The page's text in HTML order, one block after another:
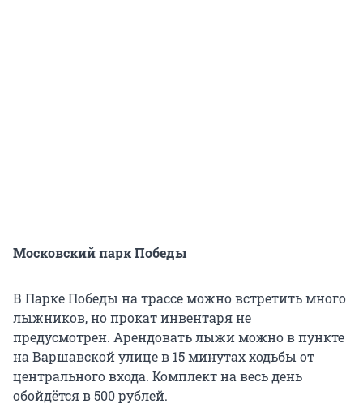
Московский парк Победы
В Парке Победы на трассе можно встретить много
лыжников, но прокат инвентаря не
предусмотрен. Арендовать лыжи можно в пункте
на Варшавской улице в 15 минутах ходьбы от
центрального входа. Комплект на весь день
обойдётся в 500 рублей.